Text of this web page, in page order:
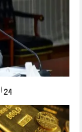
24 اداروں کی نجکاری کی منظوری